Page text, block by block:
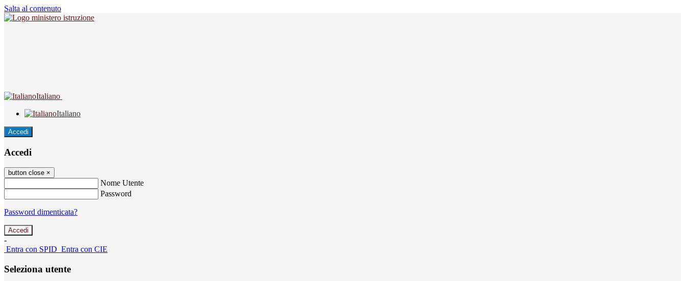
Salta al contenuto
Italiano
Italiano
Accedi
Accedi
button close ×
Nome Utente
Password
Password dimenticata?
-
Entra con SPID Entra con CIE
Seleziona utente